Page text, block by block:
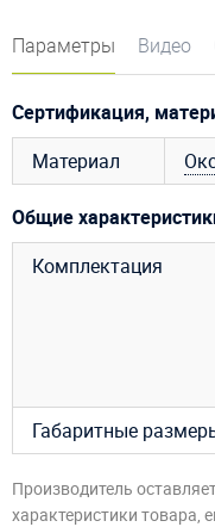
Параметры Видео
Сертификация,
Материал
Общие
Комплектация
Габаритные
Производитель
характеристики товара,